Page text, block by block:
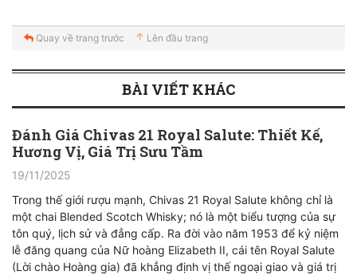
Quay về trang trước Lên đầu trang
BÀI VIẾT KHÁC
Đánh Giá Chivas 21 Royal Salute: Thiết Kế,
Hương Vị, Giá Trị Sưu Tầm
19/11/2025
Trong thế giới rượu mạnh, Chivas 21 Royal Salute không chỉ là
một chai Blended Scotch Whisky; nó là một biểu tượng của sự
tôn quý, lịch sử và đẳng cấp. Ra đời vào năm 1953 để kỷ niệm
lễ đăng quang của Nữ hoàng Elizabeth II, cái tên Royal Salute
(Lời chào Hoàng gia) đã khẳng định vị thế ngoại giao và giá trị